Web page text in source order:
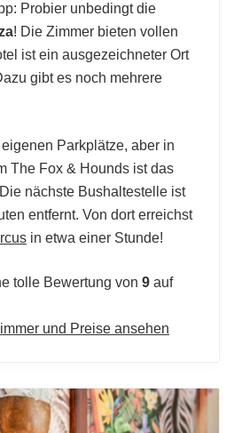
Probier unbedingt die
! Die Zimmer bieten vollen
ist ein ausgezeichneter Ort
gibt es noch mehrere
Parkplätze, aber in
The Fox & Hounds ist das
nächste Bushaltestelle ist
entfernt. Von dort erreichst
in etwa einer Stunde!
tolle Bewertung von 9 auf
und Preise ansehen